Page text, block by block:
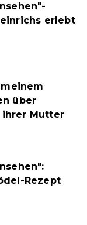
erlebt
über
ihrer Mutter
Rezept